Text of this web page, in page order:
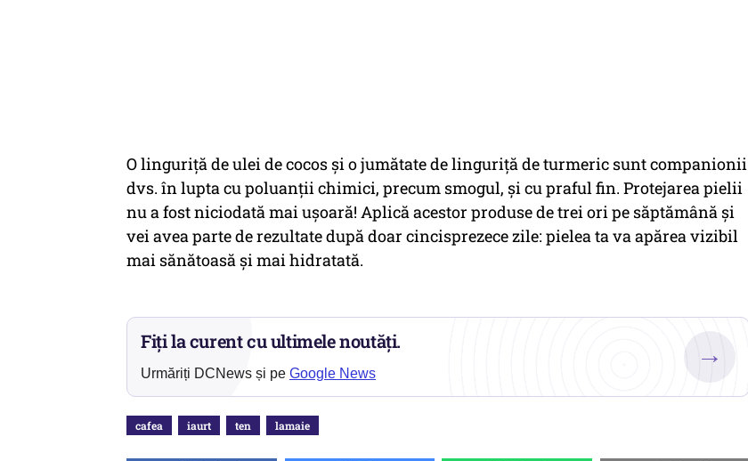
O linguriță de ulei de cocos și o jumătate de linguriță de turmeric sunt companionii
dvs. în lupta cu poluanții chimici, precum smogul, și cu praful fin. Protejarea pielii
nu a fost niciodată mai ușoară! Aplică acestor produse de trei ori pe săptămână și
vei avea parte de rezultate după doar cincisprezece zile: pielea ta va apărea vizibil
mai sănătoasă și mai hidratată.
Fiți la curent cu ultimele noutăți.
Urmăriți DCNews și pe Google News
→
cafea iaurt ten lamaie